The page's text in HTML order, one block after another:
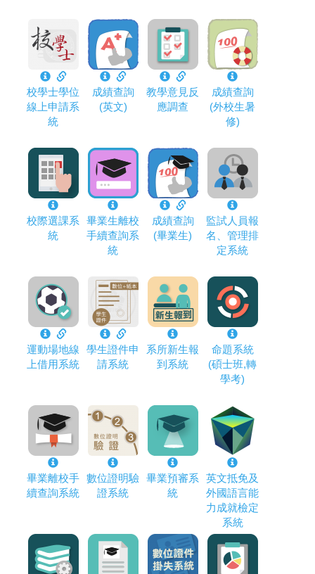
校學士學位
線上申請系
統
成績查詢
(英文)
教學意見反
應調查
成績查詢
(外校生暑
修)
校際選課系
統
畢業生離校
手續查詢系
統
成績查詢
(畢業生)
監試人員報
名、管理排
定系統
運動場地線
上借用系統
學生證件申
請系統
系所新生報
到系統
命題系統
(碩士班,轉
學考)
畢業離校手
續查詢系統
數位證明驗
證系統
畢業預審系
統
英文抵免及
外國語言能
力成就檢定
系統